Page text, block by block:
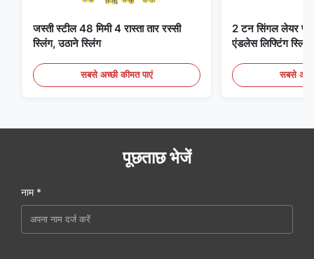
जस्ती स्टील 48 मिमी 4 रास्ता तार रस्सी
स्लिंग, उठाने स्लिंग
सबसे अच्छी कीमत पाएं
2 टन सिंगल लेयर
एंडलेस लिफ्टिंग स्लिंग्स
सबसे
पूछताछ भेजें
नाम *